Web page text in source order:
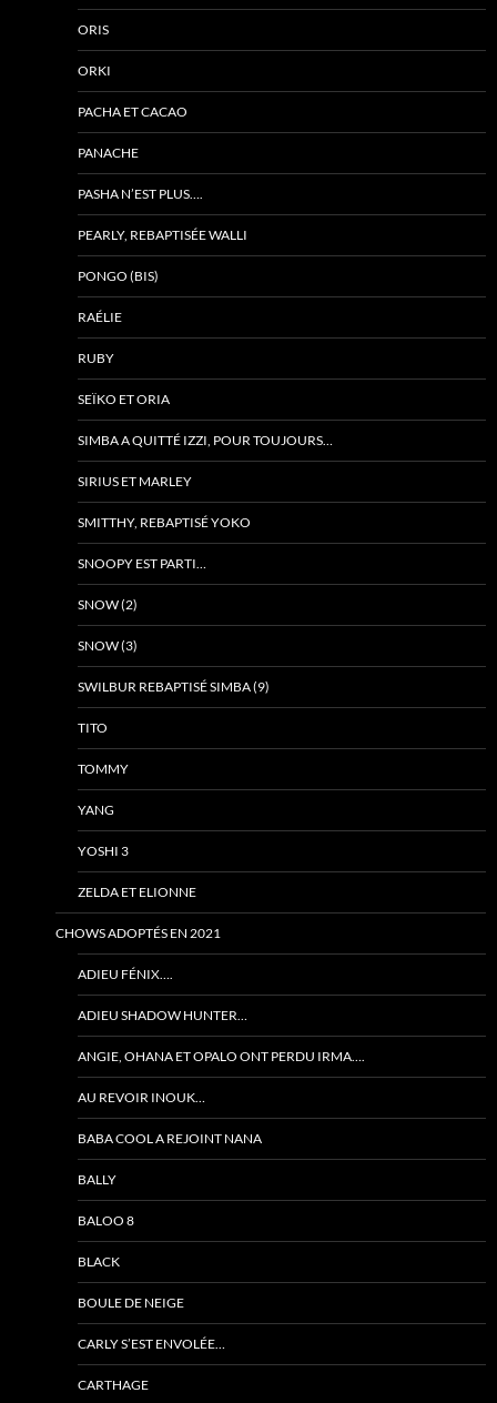
ORIS
ORKI
PACHA ET CACAO
PANACHE
PASHA N’EST PLUS….
PEARLY, REBAPTISÉE WALLI
PONGO (BIS)
RAÉLIE
RUBY
SEÏKO ET ORIA
SIMBA A QUITTÉ IZZI, POUR TOUJOURS…
SIRIUS ET MARLEY
SMITTHY, REBAPTISÉ YOKO
SNOOPY EST PARTI…
SNOW (2)
SNOW (3)
SWILBUR REBAPTISÉ SIMBA (9)
TITO
TOMMY
YANG
YOSHI 3
ZELDA ET ELIONNE
CHOWS ADOPTÉS EN 2021
ADIEU FÉNIX….
ADIEU SHADOW HUNTER…
ANGIE, OHANA ET OPALO ONT PERDU IRMA….
AU REVOIR INOUK…
BABA COOL A REJOINT NANA
BALLY
BALOO 8
BLACK
BOULE DE NEIGE
CARLY S’EST ENVOLÉE…
CARTHAGE